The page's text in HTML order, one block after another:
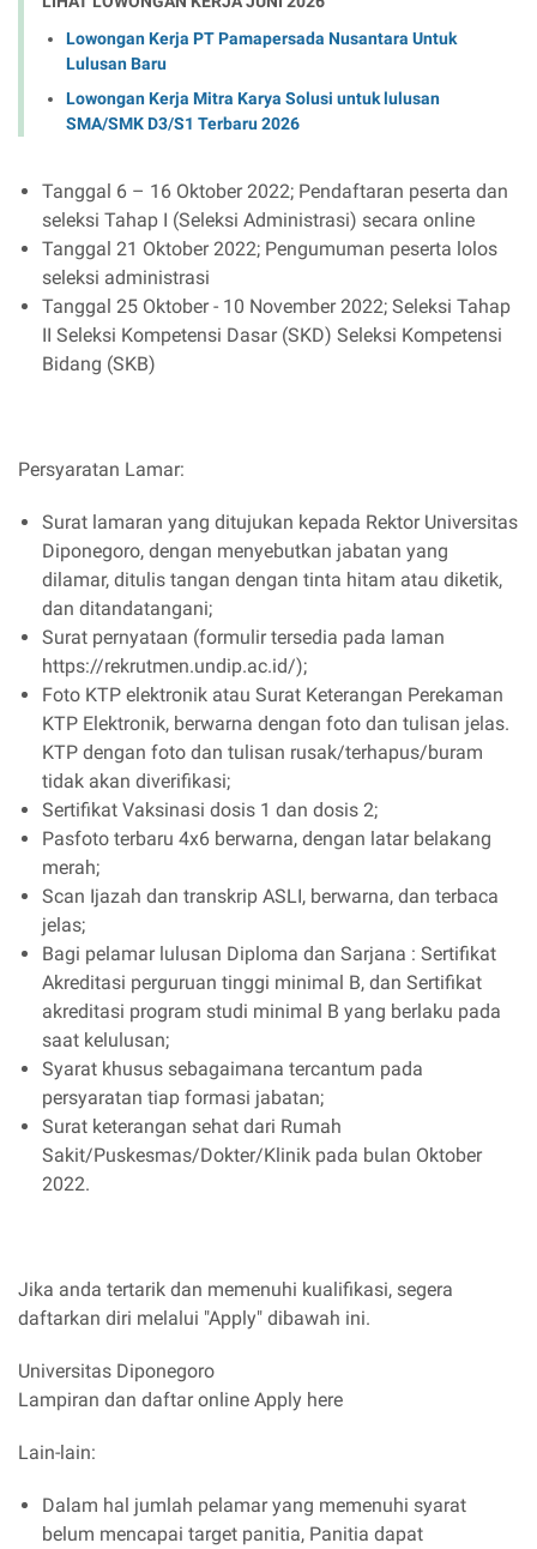
Lowongan Kerja PT Pamapersada Nusantara Untuk
Lulusan Baru
Lowongan Kerja Mitra Karya Solusi untuk lulusan
SMA/SMK D3/S1 Terbaru 2026
Tanggal 6 – 16 Oktober 2022; Pendaftaran peserta dan
seleksi Tahap I (Seleksi Administrasi) secara online
Tanggal 21 Oktober 2022; Pengumuman peserta lolos
seleksi administrasi
Tanggal 25 Oktober - 10 November 2022; Seleksi Tahap
II Seleksi Kompetensi Dasar (SKD) Seleksi Kompetensi
Bidang (SKB)
Persyaratan Lamar:
Surat lamaran yang ditujukan kepada Rektor Universitas
Diponegoro, dengan menyebutkan jabatan yang
dilamar, ditulis tangan dengan tinta hitam atau diketik,
dan ditandatangani;
Surat pernyataan (formulir tersedia pada laman
https://rekrutmen.undip.ac.id/);
Foto KTP elektronik atau Surat Keterangan Perekaman
KTP Elektronik, berwarna dengan foto dan tulisan jelas.
KTP dengan foto dan tulisan rusak/terhapus/buram
tidak akan diverifikasi;
Sertifikat Vaksinasi dosis 1 dan dosis 2;
Pasfoto terbaru 4x6 berwarna, dengan latar belakang
merah;
Scan Ijazah dan transkrip ASLI, berwarna, dan terbaca
jelas;
Bagi pelamar lulusan Diploma dan Sarjana : Sertifikat
Akreditasi perguruan tinggi minimal B, dan Sertifikat
akreditasi program studi minimal B yang berlaku pada
saat kelulusan;
Syarat khusus sebagaimana tercantum pada
persyaratan tiap formasi jabatan;
Surat keterangan sehat dari Rumah
Sakit/Puskesmas/Dokter/Klinik pada bulan Oktober
2022.
Jika anda tertarik dan memenuhi kualifikasi, segera
daftarkan diri melalui "Apply" dibawah ini.
Universitas Diponegoro
Lampiran dan daftar online Apply here
Lain-lain:
Dalam hal jumlah pelamar yang memenuhi syarat
belum mencapai target panitia, Panitia dapat